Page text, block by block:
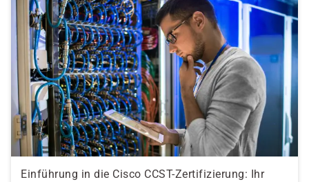
Einführung in die Cisco CCST-Zertifizierung: Ihr